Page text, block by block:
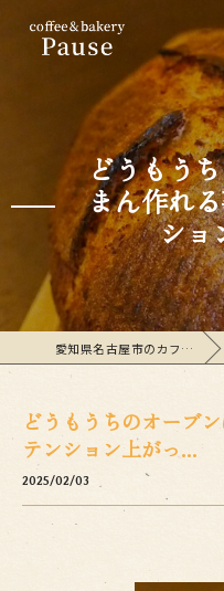
どうもう
まん作れ
ショ
愛知県名古屋市のカフェならcoffee&bakeryPause
どうもうちのオーブ
テンション上がっ...
2025/02/03